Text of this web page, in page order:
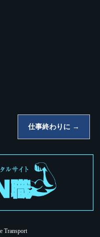
仕事終わりに →
Transport